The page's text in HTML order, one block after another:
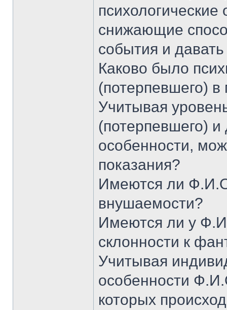
снижающие
события и
Каково было
(потерпевшего)
Учитывая
(потерпевшего) и
особенности,
показания?
Имеются ли
внушаемости?
Имеются ли у
склонности к
Учитывая
особенности
которых